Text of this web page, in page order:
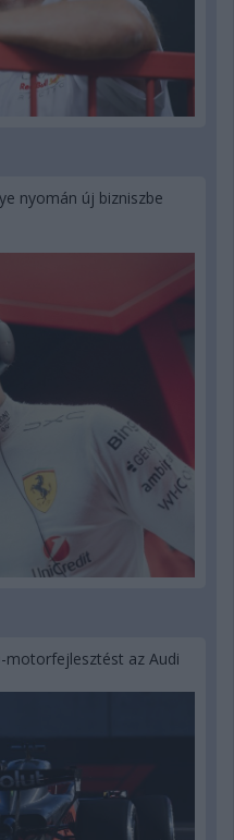
nyomán új bizniszbe
motorfejlesztést az Audi